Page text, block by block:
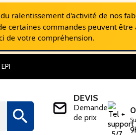
ralentissement d'activité de nos
certaines commandes peuvent être
de votre compréhension.

DEVIS
Demande
de prix